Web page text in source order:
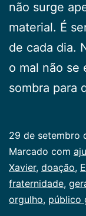
não surge
material. É
de cada dia.
o mal não se
sombra para
29 de setembro
Categorizado
como
Publicogeral
Marcado com
Xavier, doação,
fraternidade,
orgulho, público